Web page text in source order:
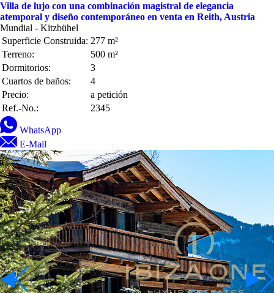
Villa de lujo con una combinación magistral de elegancia
atemporal y diseño contemporáneo en venta en Reith, Austria
Mundial - Kitzbühel
Superficie Construida: 277 m²
Terreno:
500 m²
Dormitorios:
3
Cuartos de baños:
4
Precio:
a petición
Ref.-No.:
2345
WhatsApp
E-Mail